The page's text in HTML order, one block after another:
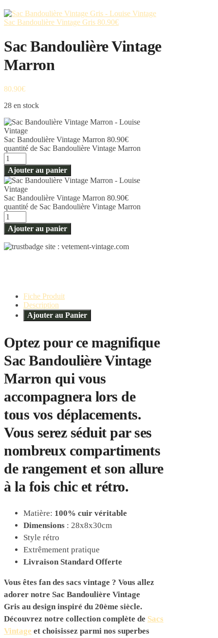
Sac Bandoulière Vintage Gris 80.90€
Sac Bandoulière Vintage
Marron
80.90€
28 en stock
Sac Bandoulière Vintage Marron 80.90€
quantité de Sac Bandoulière Vintage Marron
Ajouter au panier
Sac Bandoulière Vintage Marron 80.90€
quantité de Sac Bandoulière Vintage Marron
Ajouter au panier
Fiche Produit
Description
Ajouter au Panier
Optez pour ce magnifique
Sac Bandoulière Vintage
Marron qui vous
accompagnera lors de
tous vos déplacements.
Vous serez séduit par ses
nombreux compartiments
de rangement et son allure
à la fois chic et rétro.
Matière: 100% cuir véritable
Dimensions : 28x8x30cm
Style rétro
Extrêmement pratique
Livraison Standard Offerte
Vous êtes fan des sacs vintage ? Vous allez
adorer notre Sac Bandoulière Vintage
Gris au design inspiré du 20ème siècle.
Découvrez notre collection complète de Sacs
Vintage et choisissez parmi nos superbes